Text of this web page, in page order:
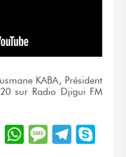
KABA, Président
sur Radio Djigui FM
CopyWhatsApp
Message